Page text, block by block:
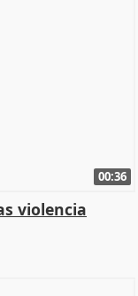
00:36
violencia